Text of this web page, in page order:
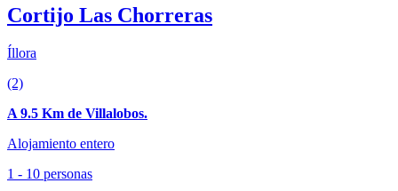
Cortijo Las Chorreras
Íllora
(2)
A 9.5 Km de Villalobos.
Alojamiento entero
1 - 10 personas